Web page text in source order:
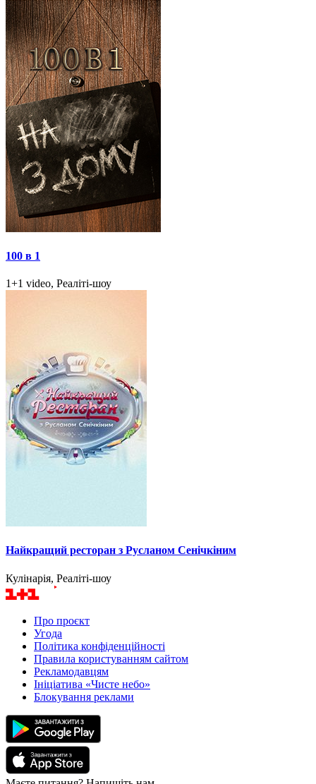
100 в 1
1+1 video, Реаліті-шоу
Найкращий ресторан з Русланом Сенічкіним
Кулінарія, Реаліті-шоу
Про проєкт
Угода
Політика конфіденційності
Правила користуванням сайтом
Рекламодавцям
Ініціатива «Чисте небо»
Блокування реклами